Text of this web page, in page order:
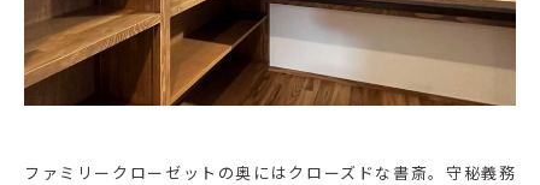
ファミリークローゼットの奥にはクローズドな書斎。守秘義務